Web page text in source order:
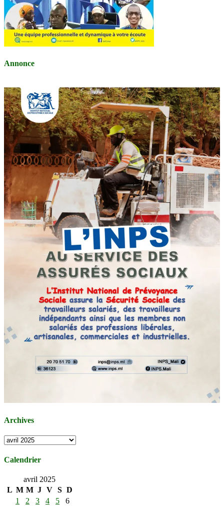
Annonce
Archives
Archives
Calendrier
avril 2025
L M M J V S D
1
2 3 4 5
6